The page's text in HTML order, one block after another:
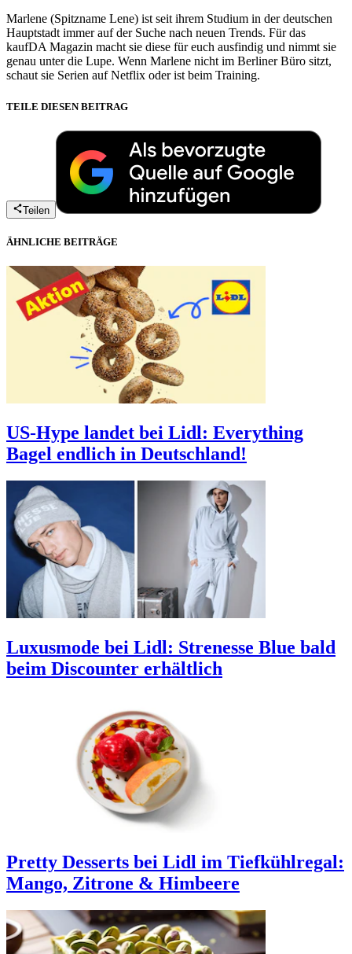
Marlene (Spitzname Lene) ist seit ihrem Studium in der deutschen
Hauptstadt immer auf der Suche nach neuen Trends. Für das
kaufDA Magazin macht sie diese für euch ausfindig und nimmt sie
genau unter die Lupe. Wenn Marlene nicht im Berliner Büro sitzt,
schaut sie Serien auf Netflix oder ist beim Training.
TEILE DIESEN BEITRAG
Teilen
ÄHNLICHE BEITRÄGE
US-Hype landet bei Lidl: Everything
Bagel endlich in Deutschland!
Luxusmode bei Lidl: Strenesse Blue bald
beim Discounter erhältlich
Pretty Desserts bei Lidl im Tiefkühlregal:
Mango, Zitrone & Himbeere